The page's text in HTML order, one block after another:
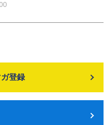
登録